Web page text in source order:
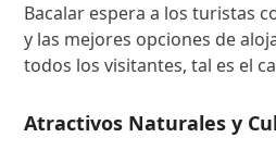
Bacalar espera a los turistas
y las mejores opciones de
todos los visitantes, tal es el
Atractivos Naturales y